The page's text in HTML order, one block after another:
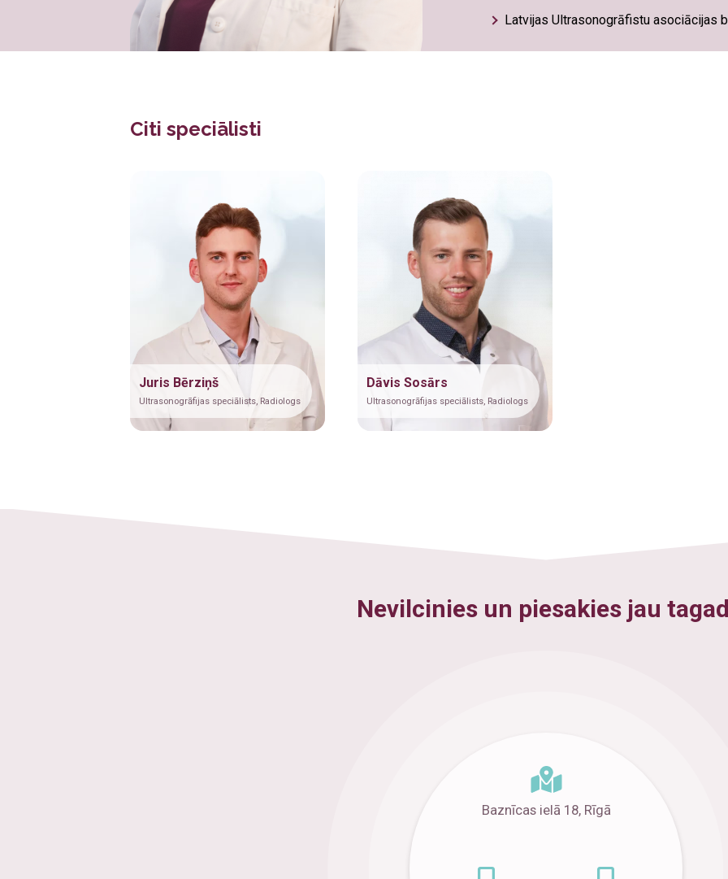
Latvijas Ultrasonogrāfistu asociācijas
Citi speciālisti
Juris Bērziņš
Ultrasonogrāfijas speciālists, Radiologs
Dāvis Sosārs
Ultrasonogrāfijas speciālists, Radiologs
Nevilcinies un piesakies jau
Baznīcas ielā 18, Rīgā